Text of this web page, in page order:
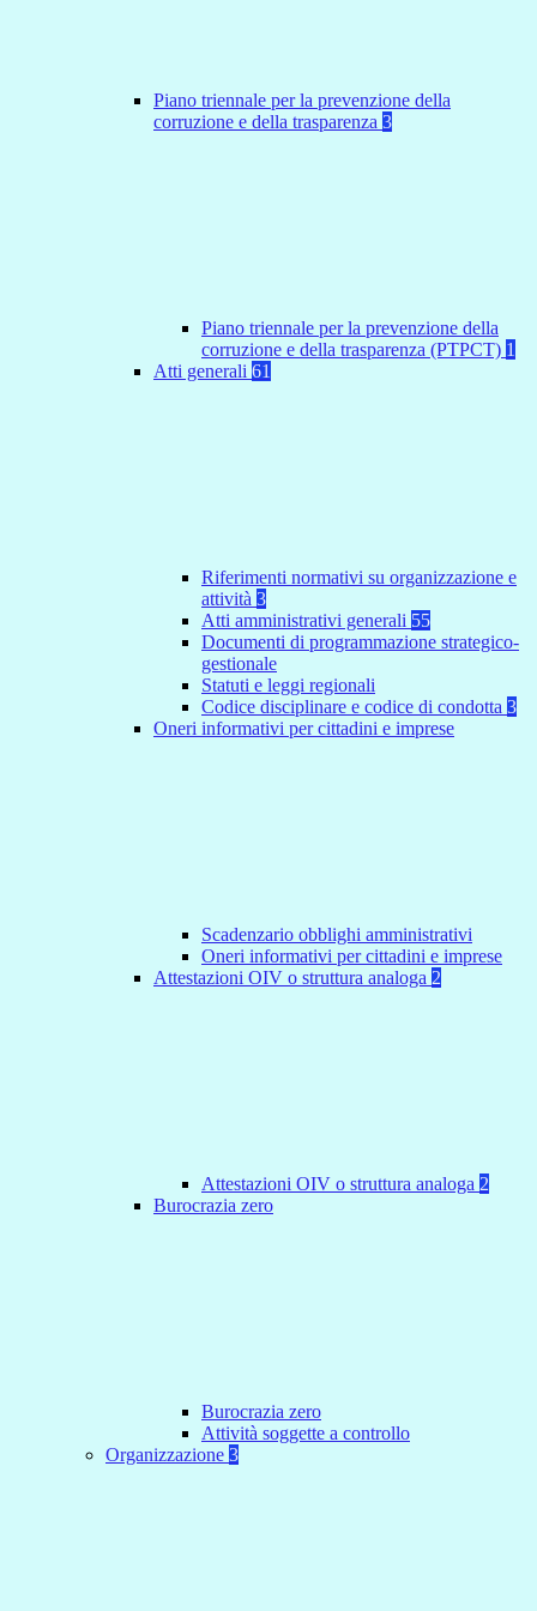
Piano triennale per la prevenzione della
corruzione e della trasparenza 3
Piano triennale per la prevenzione della
corruzione e della trasparenza (PTPCT) 1
Atti generali 61
Riferimenti normativi su organizzazione e
attività 3
Atti amministrativi generali 55
Documenti di programmazione strategico-
gestionale
Statuti e leggi regionali
Codice disciplinare e codice di condotta 3
Oneri informativi per cittadini e imprese
Scadenzario obblighi amministrativi
Oneri informativi per cittadini e imprese
Attestazioni OIV o struttura analoga 2
Attestazioni OIV o struttura analoga 2
Burocrazia zero
Burocrazia zero
Attività soggette a controllo
Organizzazione 3